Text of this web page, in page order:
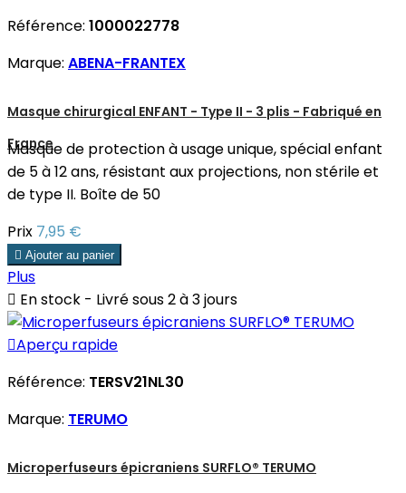
Référence: 1000022778
Marque: ABENA-FRANTEX
Masque chirurgical ENFANT - Type II - 3 plis - Fabriqué en
France
Masque de protection à usage unique, spécial enfant
de 5 à 12 ans, résistant aux projections, non stérile et
de type II. Boîte de 50
Prix 7,95 €
 Ajouter au panier
Plus
 En stock - Livré sous 2 à 3 jours
Aperçu rapide
Référence: TERSV21NL30
Marque: TERUMO
Microperfuseurs épicraniens SURFLO® TERUMO